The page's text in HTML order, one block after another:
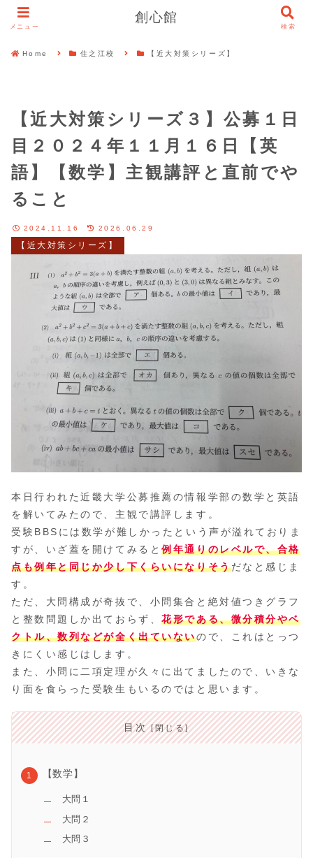
Home 住之江校 【近大対策シリーズ】
【近大対策シリーズ３】公募１日
目２０２４年１１月１６日【英
語】【数学】主観講評と直前でや
ること
【近大対策シリーズ】
2024.11.16 2026.06.29
本日行われた近畿大学公募推薦の情報学部の数学と英語
を解いてみたので、主観で講評します。
受験BBSには数学が難しかったという声が溢れておりま
すが、いざ蓋を開けてみると例年通りのレベルで、合格
点も例年と同じか少し下くらいになりそうだなと感じま
す。
ただ、大問構成が奇抜で、小問集合と絶対値つきグラフ
と整数問題しか出ておらず、花形である、微分積分やベ
クトル、数列などが全く出ていないので、これはとっつ
きにくい感じはします。
また、小問に二項定理が久々に出てましたので、いきな
り面を食らった受験生もいるのではと思います。
目次
【数学】
大問１
大問２
大問３
メニュー
創心館
検索